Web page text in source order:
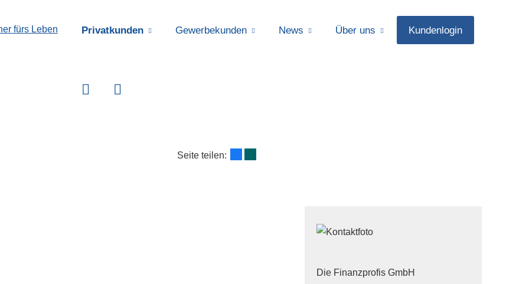
Privatkunden Gewerbekunden News Über uns Kundenlogin
Die Finanzprofis GmbH
Seite teilen: